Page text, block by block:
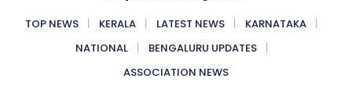
TOP NEWS KERALA LATEST NEWS
KARNATAKA
NATIONAL
BENGALURU UPDATES
ASSOCIATION NEWS